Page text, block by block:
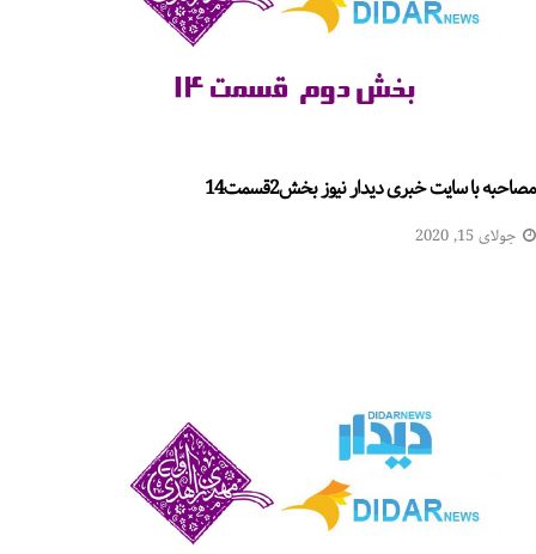
مصاحبه با سایت خبری دیدار نیوز بخش2قسمت14
جولای 15, 2020